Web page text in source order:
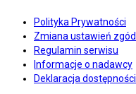
Polityka Prywatności
Zmiana ustawień zgód
Regulamin serwisu
Informacje o nadawcy
Deklaracja dostępności